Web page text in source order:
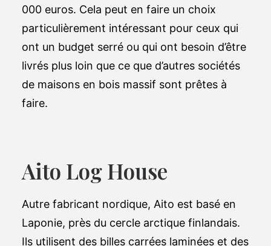
000 euros. Cela peut en faire un choix
particulièrement intéressant pour ceux qui
ont un budget serré ou qui ont besoin d’être
livrés plus loin que ce que d’autres sociétés
de maisons en bois massif sont prêtes à
faire.
Aito Log House
Autre fabricant nordique, Aito est basé en
Laponie, près du cercle arctique finlandais.
Ils utilisent des billes carrées laminées et des